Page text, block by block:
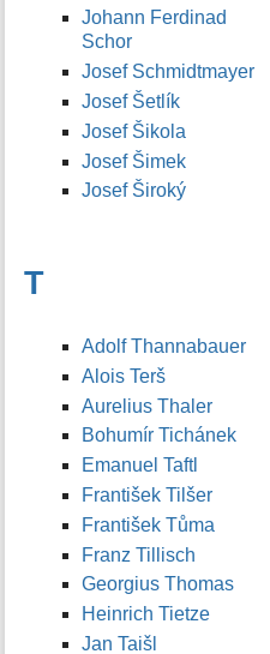
Johann Ferdinad
Schor
Josef Schmidtmayer
Josef Šetlík
Josef Šikola
Josef Šimek
Josef Široký
T
Adolf Thannabauer
Alois Terš
Aurelius Thaler
Bohumír Tichánek
Emanuel Taftl
František Tilšer
František Tůma
Franz Tillisch
Georgius Thomas
Heinrich Tietze
Jan Taišl